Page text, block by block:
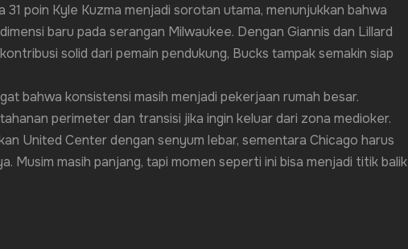
poin Kyle Kuzma menjadi sorotan utama, menunjukkan bahwa
baru pada serangan Milwaukee. Dengan Giannis dan Lillard
solid dari pemain pendukung, Bucks tampak semakin siap
bahwa konsistensi masih menjadi pekerjaan rumah besar.
perimeter dan transisi jika ingin keluar dari zona medioker.
United Center dengan senyum lebar, sementara Chicago harus
Musim masih panjang, tapi momen seperti ini bisa menjadi titik balik